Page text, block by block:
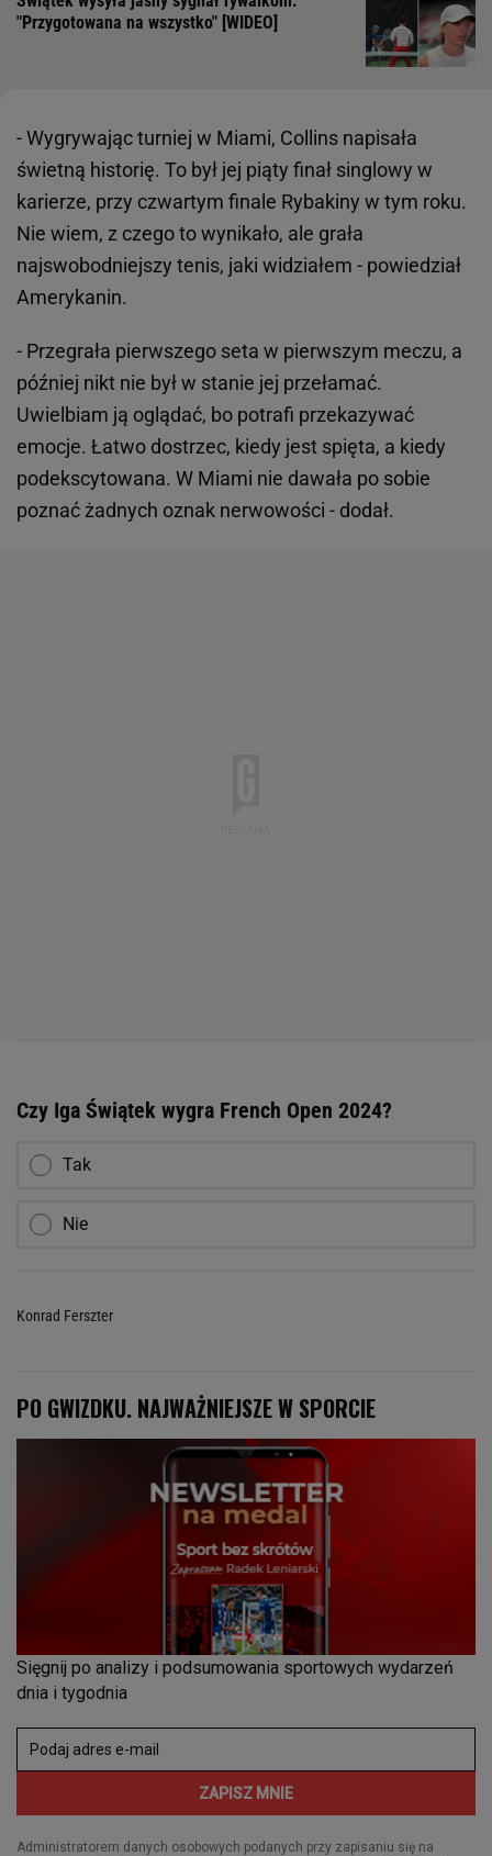
"Przygotowana na wszystko" [WIDEO]
- Wygrywając turniej w Miami, Collins napisała
świetną historię. To był jej piąty finał singlowy w
karierze, przy czwartym finale Rybakiny w tym roku.
Nie wiem, z czego to wynikało, ale grała
najswobodniejszy tenis, jaki widziałem - powiedział
Amerykanin.
- Przegrała pierwszego seta w pierwszym meczu, a
później nikt nie był w stanie jej przełamać.
Uwielbiam ją oglądać, bo potrafi przekazywać
emocje. Łatwo dostrzec, kiedy jest spięta, a kiedy
podekscytowana. W Miami nie dawała po sobie
poznać żadnych oznak nerwowości - dodał.
Czy Iga Świątek wygra French Open 2024?
Tak
Nie
Konrad Ferszter